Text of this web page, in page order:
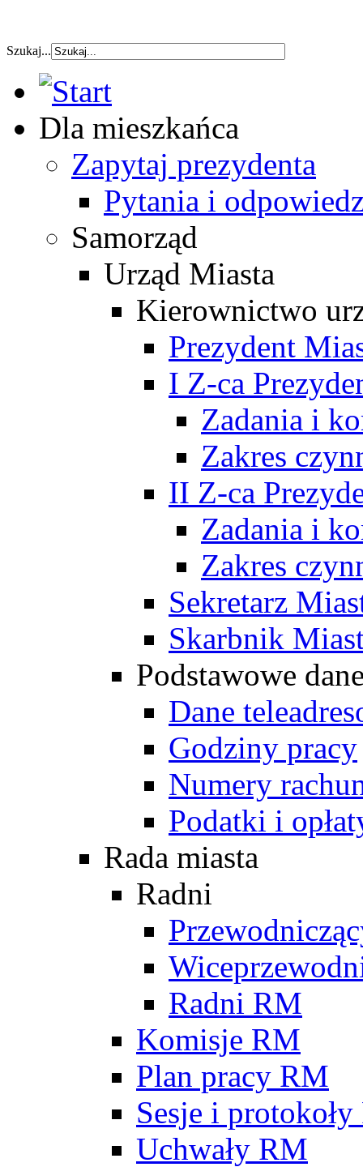
szybka pozyczka
Szukaj...
Dla mieszkańca
Zapytaj prezydenta
Pytania i
Samorząd
Urząd Miasta
Kierownictwo
Prezydent
I Z-ca
Zadania i
Zakres
II Z-ca
Zadania i
Zakres
Sekretarz
Skarbnik
Podstawowe
Dane
Godziny pracy
Numery
Podatki i
Rada miasta
Radni
Radni RM
Komisje RM
Plan pracy RM
Sesje i
Uchwały RM